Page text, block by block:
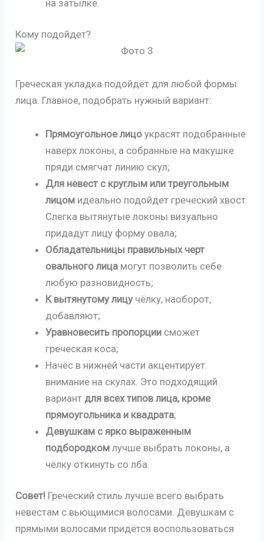
на затылке.
Кому подойдет?
Греческая укладка подойдёт для любой формы
лица. Главное, подобрать нужный вариант:
Прямоугольное лицо украсят подобранные
наверх локоны, а собранные на макушке
пряди смягчат линию скул;
Для невест с круглым или треугольным
лицом идеально подойдет греческий хвост.
Слегка вытянутые локоны визуально
придадут лицу форму овала;
Обладательницы правильных черт
овального лица могут позволить себе
любую разновидность;
К вытянутому лицучёлку, наоборот,
добавляют;
Уравновесить пропорции сможет
греческая коса;
Начёс в нижней части акцентирует
внимание на скулах. Это подходящий
вариант для всех типов лица, кроме
прямоугольника и квадрата;
Девушкам с ярко выраженным
подбородком лучше выбрать локоны, а
чёлку откинуть со лба.
Совет! Греческий стиль лучше всего выбрать
невестам с вьющимися волосами. Девушкам с
прямыми волосами придётся воспользоваться